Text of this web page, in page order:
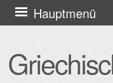
Hauptmenü
Zum
Inhalt